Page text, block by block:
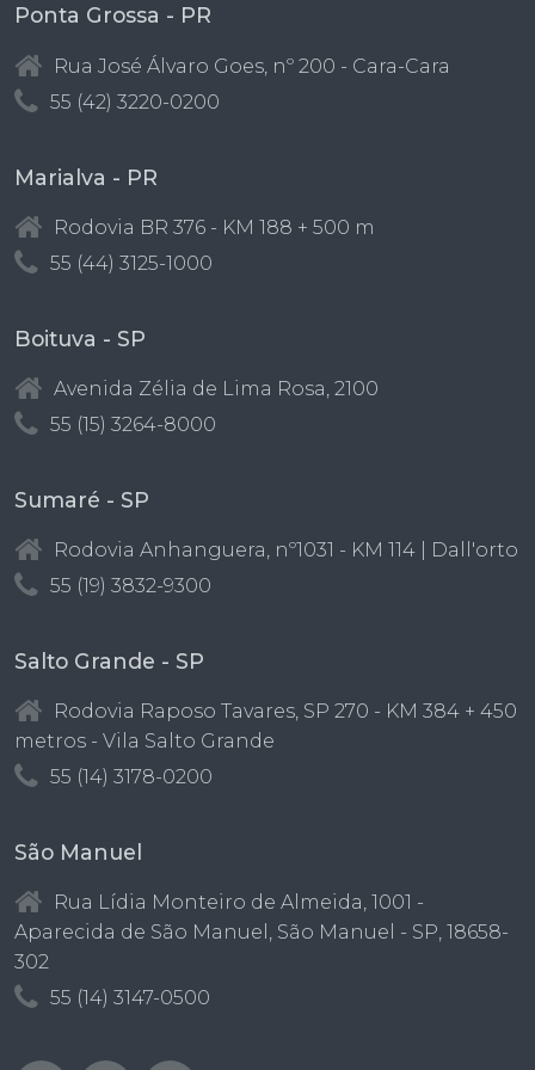
Ponta Grossa - PR
Rua José Álvaro Goes, nº 200 - Cara-Cara
55 (42) 3220-0200
Marialva - PR
Rodovia BR 376 - KM 188 + 500 m
55 (44) 3125-1000
Boituva - SP
Avenida Zélia de Lima Rosa, 2100
55 (15) 3264-8000
Sumaré - SP
Rodovia Anhanguera, nº1031 - KM 114 | Dall'orto
55 (19) 3832-9300
Salto Grande - SP
Rodovia Raposo Tavares, SP 270 - KM 384 + 450
metros - Vila Salto Grande
55 (14) 3178-0200
São Manuel
Rua Lídia Monteiro de Almeida, 1001 -
Aparecida de São Manuel, São Manuel - SP, 18658-
302
55 (14) 3147-0500